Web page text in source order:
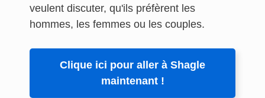
veulent discuter, qu'ils préfèrent les
hommes, les femmes ou les couples.
Clique ici pour aller à Shagle
maintenant !